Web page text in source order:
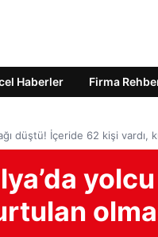
Haberler Firma
düştü! İçeride 62 kişi vardı,